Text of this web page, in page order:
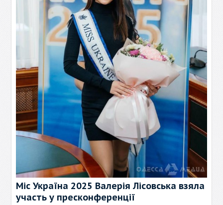
Міс Україна 2025 Валерія Лісовська взяла
участь у пресконференції